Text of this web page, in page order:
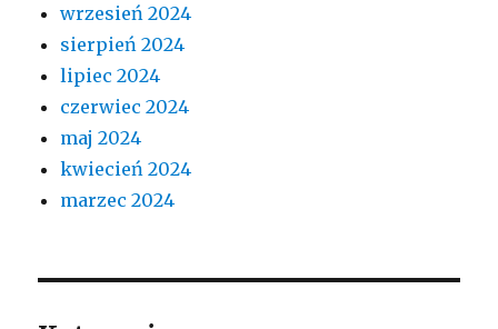
wrzesień 2024
sierpień 2024
lipiec 2024
czerwiec 2024
maj 2024
kwiecień 2024
marzec 2024